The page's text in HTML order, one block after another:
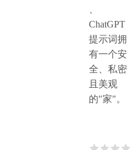
ChatGPT
提示词拥
有一个安
全、私密
且美观
的"家"。